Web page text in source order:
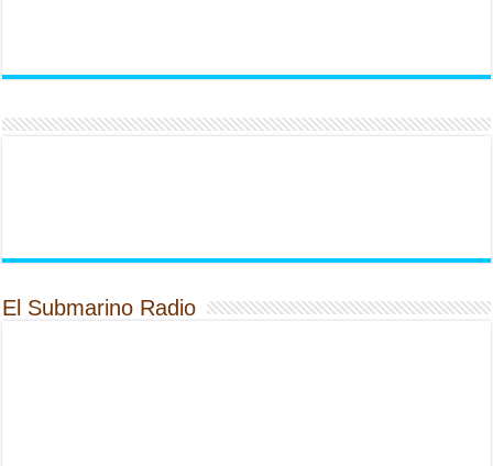
El Submarino Radio